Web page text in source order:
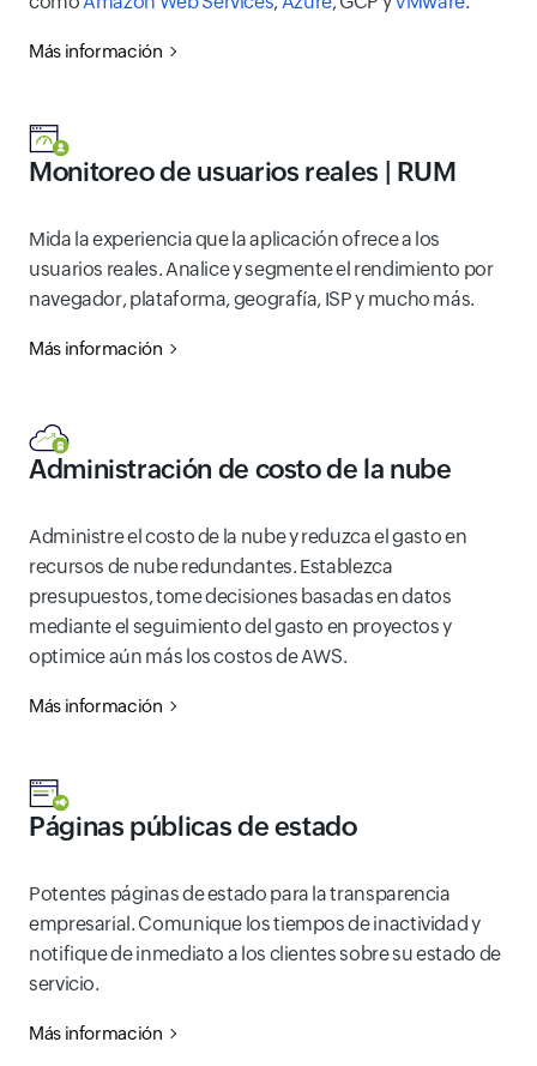
Más información
Monitoreo de usuarios reales | RUM
Mida la experiencia que la aplicación ofrece a los
usuarios reales. Analice y segmente el rendimiento por
navegador, plataforma, geografía, ISP y mucho más.
Más información
Administración de costo de la nube
Administre el costo de la nube y reduzca el gasto en
recursos de nube redundantes. Establezca
presupuestos, tome decisiones basadas en datos
mediante el seguimiento del gasto en proyectos y
optimice aún más los costos de AWS.
Más información
Páginas públicas de estado
Potentes páginas de estado para la transparencia
empresarial. Comunique los tiempos de inactividad y
notifique de inmediato a los clientes sobre su estado de
servicio.
Más información